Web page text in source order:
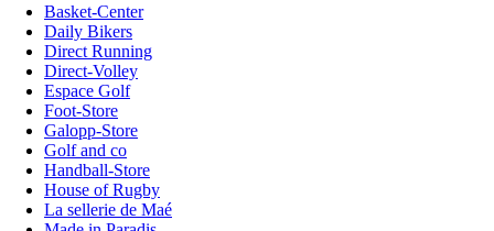
Basket-Center
Daily Bikers
Direct Running
Direct-Volley
Espace Golf
Foot-Store
Galopp-Store
Golf and co
Handball-Store
House of Rugby
La sellerie de Maé